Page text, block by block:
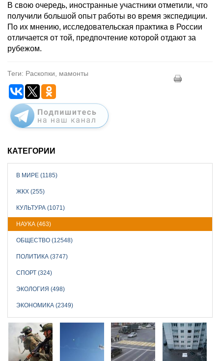
В свою очередь, иностранные участники отметили, что
получили большой опыт работы во время экспедиции.
По их мнению, исследовательская практика в России
отличается от той, предпочтение которой отдают за
рубежом.
Теги: Раскопки, мамонты
КАТЕГОРИИ
В МИРЕ (1185)
ЖКХ (255)
КУЛЬТУРА (1071)
НАУКА (463)
ОБЩЕСТВО (12548)
ПОЛИТИКА (3747)
СПОРТ (324)
ЭКОЛОГИЯ (498)
ЭКОНОМИКА (2349)